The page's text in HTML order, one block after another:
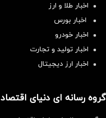
اخبار طلا و ارز
اخبار بورس
اخبار خودرو
اخبار تولید و تجارت
اخبار ارز دیجیتال
گروه رسانه ای دنیای اقتصاد